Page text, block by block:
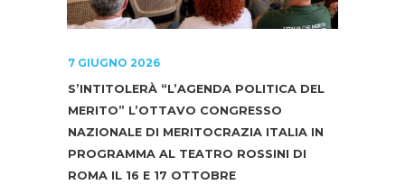
7 GIUGNO 2026
S’INTITOLERÀ “L’AGENDA POLITICA DEL
MERITO” L’OTTAVO CONGRESSO
NAZIONALE DI MERITOCRAZIA ITALIA IN
PROGRAMMA AL TEATRO ROSSINI DI
ROMA IL 16 E 17 OTTOBRE